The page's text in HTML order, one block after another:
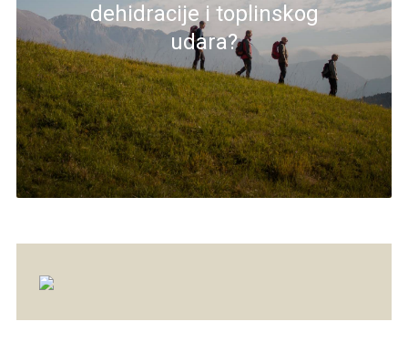
dehidracije i toplinskog
udara?